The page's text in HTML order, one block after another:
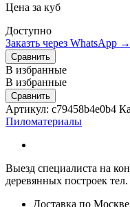
Цена за куб
Доступно
Заказть через WhatsApp →
Сравнить
В избранные
В избранные
Сравнить
Артикул: c79458b4e0b4
Пиломатериалы
Выезд специалиста на
деревянных построек
Доставка по